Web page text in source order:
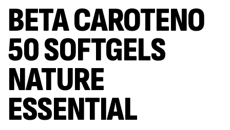
BETA CAROTENO
50 SOFTGELS
NATURE
ESSENTIAL